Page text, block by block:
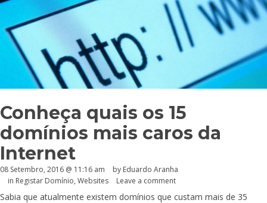
Conheça quais os 15
domínios mais caros da
Internet
08 Setembro, 2016 @ 11:16 am by Eduardo Aranha
in Registar Domínio, Websites Leave a comment
Sabia que atualmente existem domínios que custam mais de 35